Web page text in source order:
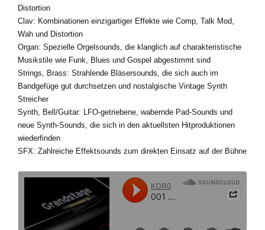
Distortion
Clav: Kombinationen einzigartiger Effekte wie Comp, Talk Mod,
Wah und Distortion
Organ: Spezielle Orgelsounds, die klanglich auf charakteristische
Musikstile wie Funk, Blues und Gospel abgestimmt sind
Strings, Brass: Strahlende Bläsersounds, die sich auch im
Bandgefüge gut durchsetzen und nostalgische Vintage Synth
Streicher
Synth, Bell/Guitar:
LFO-getriebene, wabernde Pad-Sounds und
neue Synth-Sounds, die sich in den aktuellsten Hitproduktionen
wiederfinden
SFX: Zahlreiche Effektsounds zum direkten Einsatz auf der Bühne